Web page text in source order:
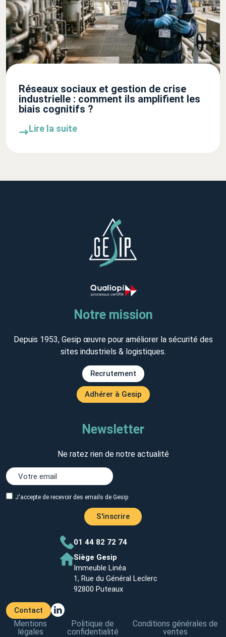
Réseaux sociaux et gestion de crise
industrielle : comment ils amplifient les
biais cognitifs ?
Lire la suite
Notre mission
Depuis 1953, Gesip œuvre pour améliorer la sécurité des
sites industriels & logistiques.
Recrutement
Adhérer à Gesip
Newsletter
Ne ratez rien de notre actualité
J'accepte de recevoir des emails de Gesip
S'inscrire
01 44 82 72 74
Siège Gesip
Immeuble Linéa
1, Rue du Général Leclerc
92800 Puteaux
Contact
Mentions
légales
Politique de
confidentialité
Conditions générales de
ventes